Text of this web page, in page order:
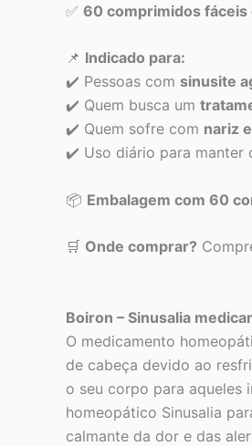
✅ 60 comprimidos fáceis
📌 Indicado para:
✔️ Pessoas com sinusite
✔️ Quem busca um
✔️ Quem sofre com nariz
✔️ Uso diário para manter
📦 Embalagem com 60
🛒 Onde comprar?
Boiron – Sinusalia
O medicamento
de cabeça devido ao
o seu corpo para aqueles
homeopático Sinusalia
calmante da dor e das